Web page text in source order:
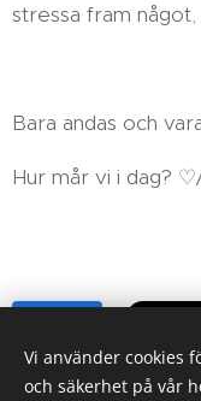
stressa fram
Bara andas och
Hur mår vi i dag?
Vi använder cookies
och säkerhet på vår